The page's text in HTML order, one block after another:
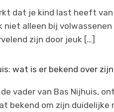
dat je kind last heeft
niet alleen bij
zijn door jeuk […]
wat is er bekend over
vader van Bas Nijhuis,
bekend om zijn